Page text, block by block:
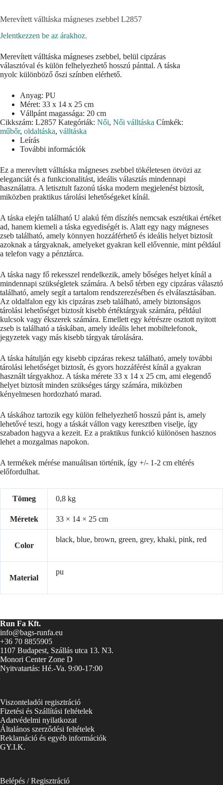
Merevített válltáska mágneses zsebbel L2857
Jelentkezzen be az árakhoz.
Merevített válltáska mágneses zsebbel, belül cipzáras
választóval és külön felhelyezhető hosszú pánttal. A táska
nyolc különböző őszi színben elérhető.
Anyag: PU
Méret: 33 x 14 x 25 cm
Vállpánt magassága: 20 cm
Cikkszám: L2857 Kategóriák: Női, Női válltáska Címkék:
műbőr, oldaltáska, válltáska
Leírás
További információk
Ez a merevített válltáska mágneses zsebbel tökéletesen ötvözi az
eleganciát és a funkcionalitást, ideális választás mindennapi
használatra. A letisztult fazonú táska modern megjelenést biztosít,
miközben praktikus tárolási lehetőségeket kínál.
A táska elején található U alakú fém díszítés nemcsak esztétikai értéket
ad, hanem kiemeli a táska egyediségét is. Alatt egy nagy mágneses
zseb található, amely könnyen hozzáférhető és ideális helyet biztosít
azoknak a tárgyaknak, amelyeket gyakran kell elővennie, mint például
a telefon vagy a pénztárca.
A táska nagy fő rekesszel rendelkezik, amely bőséges helyet kínál a
mindennapi szükségletek számára. A belső térben egy cipzáras választó
található, amely segít a tartalom rendszerezésében és elválasztásában.
Az oldalfalon egy kis cipzáras zseb található, amely biztonságos
tárolási lehetőséget biztosít kisebb értéktárgyak számára, például
kulcsok vagy ékszerek számára. Emellett egy kétrészre osztott nyitott
zseb is található a táskában, amely ideális lehet mobiltelefonok,
jegyzetek vagy más kisebb tárgyak tárolására.
A táska hátulján egy kisebb cipzáras rekesz található, amely további
tárolási lehetőséget biztosít, és gyors hozzáférést kínál a gyakran
használt tárgyakhoz. A táska mérete 33 x 14 x 25 cm, ami elegendő
helyet biztosít minden szükséges tárgy számára, miközben
kényelmesen hordozható marad.
A táskához tartozik egy külön felhelyezhető hosszú pánt is, amely
lehetővé teszi, hogy a táskát vállon vagy keresztben viselje, így
szabadon hagyva a kezeit. Ez a praktikus funkció különösen hasznos
lehet a mozgalmas napokon.
A termékek mérése manuálisan történik, így +/- 1-2 cm eltérés
előfordulhat.
Tömeg 0,8 kg
Méretek 33 × 14 × 25 cm
Color
black, blue, brown, green, grey, khaki, pink, red
Material
pu
Run Fa Kft.
info@bags-runfa.eu
+36 70 8855905
1107 Budapest, Szállás utca 13. N3.
Monori Center Zone D
Nyitvatartás: Hé.-Va. 9:00-17:00
Viszonteladói regisztráció
Fizetési és Szállítási feltételek
Adatvédelmi nyilatkozat
Általános szerződési feltételek
Reklamáció és egyéb információk
GY.I.K.
Belépés / Regisztráció